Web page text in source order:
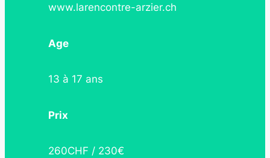
www.larencontre-arzier.ch
Age
13 à 17 ans
Prix
260CHF / 230€